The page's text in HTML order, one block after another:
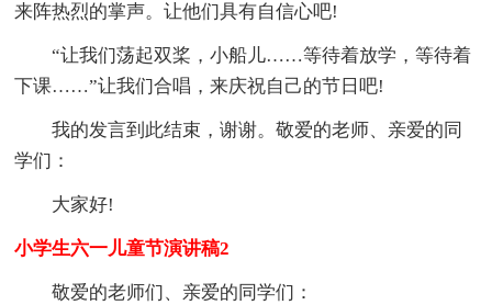
来阵热烈的掌声。让他们具有自信心吧!
“让我们荡起双桨，小船儿……等待着放学，等待着
下课……”让我们合唱，来庆祝自己的节日吧!
我的发言到此结束，谢谢。敬爱的老师、亲爱的同
学们：
大家好!
小学生六一儿童节演讲稿2
敬爱的老师们、亲爱的同学们：